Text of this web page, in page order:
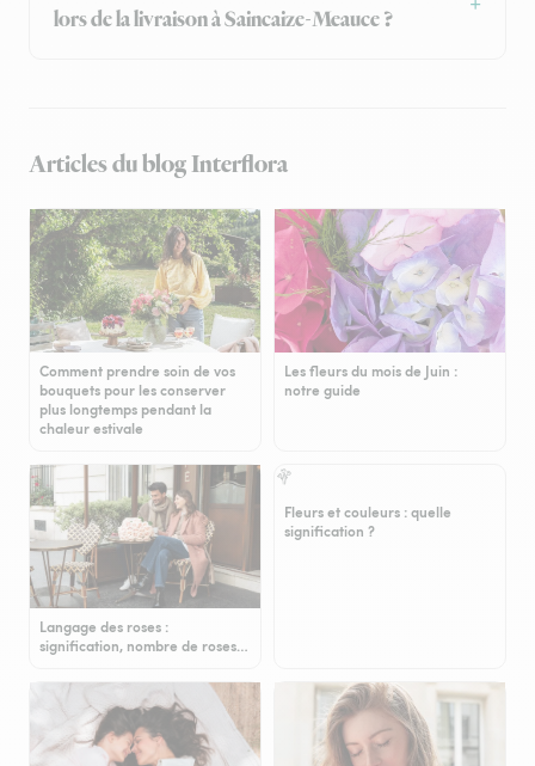
lors de la livraison à Saincaize-Meauce ?
Articles du blog Interflora
Comment prendre soin de vos
bouquets pour les conserver
plus longtemps pendant la
chaleur estivale
Les fleurs du mois de Juin :
notre guide
Langage des roses :
signification, nombre de roses…
Fleurs et couleurs : quelle
signification ?